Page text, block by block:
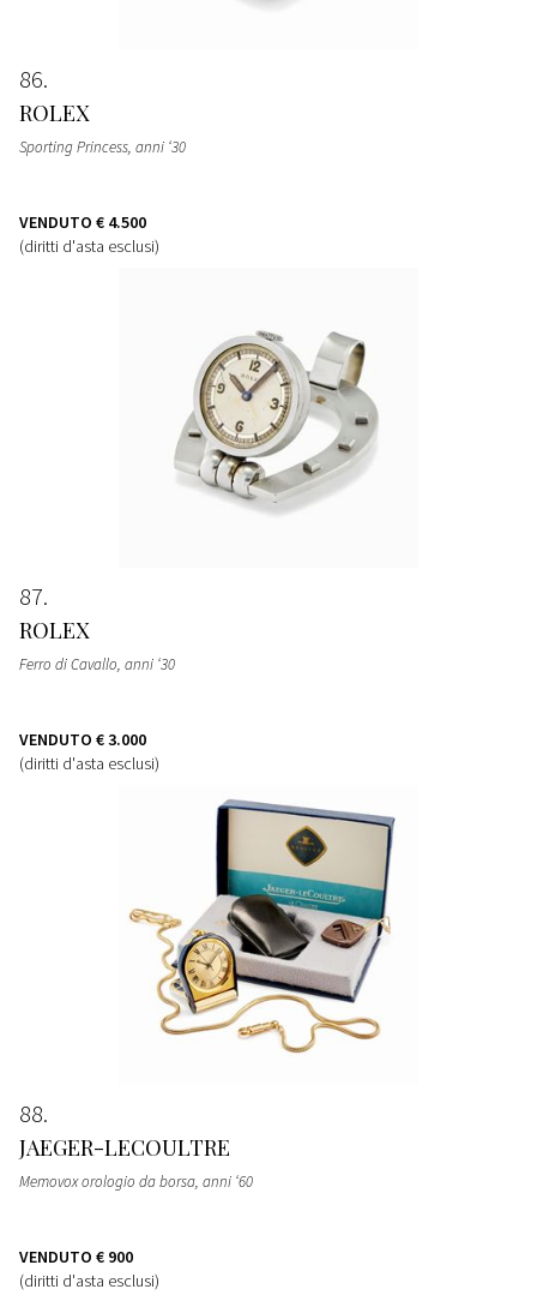
86
ROLEX
Sporting Princess, anni ‘30
VENDUTO € 4.500
(diritti d'asta esclusi)
87
ROLEX
Ferro di Cavallo, anni ‘30
VENDUTO € 3.000
(diritti d'asta esclusi)
88
JAEGER-LECOULTRE
Memovox orologio da borsa, anni ‘60
VENDUTO € 900
(diritti d'asta esclusi)